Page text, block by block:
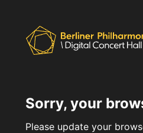
Sorry, your
Please update your